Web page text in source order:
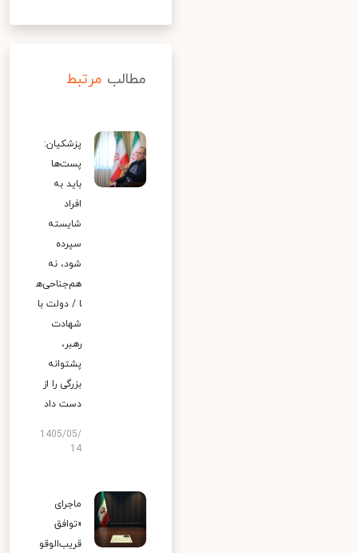
مطالب مرتبط
پزشکیان:
پست‌ها
باید به
افراد
شایسته
سپرده
شود، نه
هم‌جناحی‌ه
ا / دولت با
شهادت
رهبر،
پشتوانه
بزرگی را از
دست داد
1405/05/
14
ماجرای
«توافق
قریب‌الوقو